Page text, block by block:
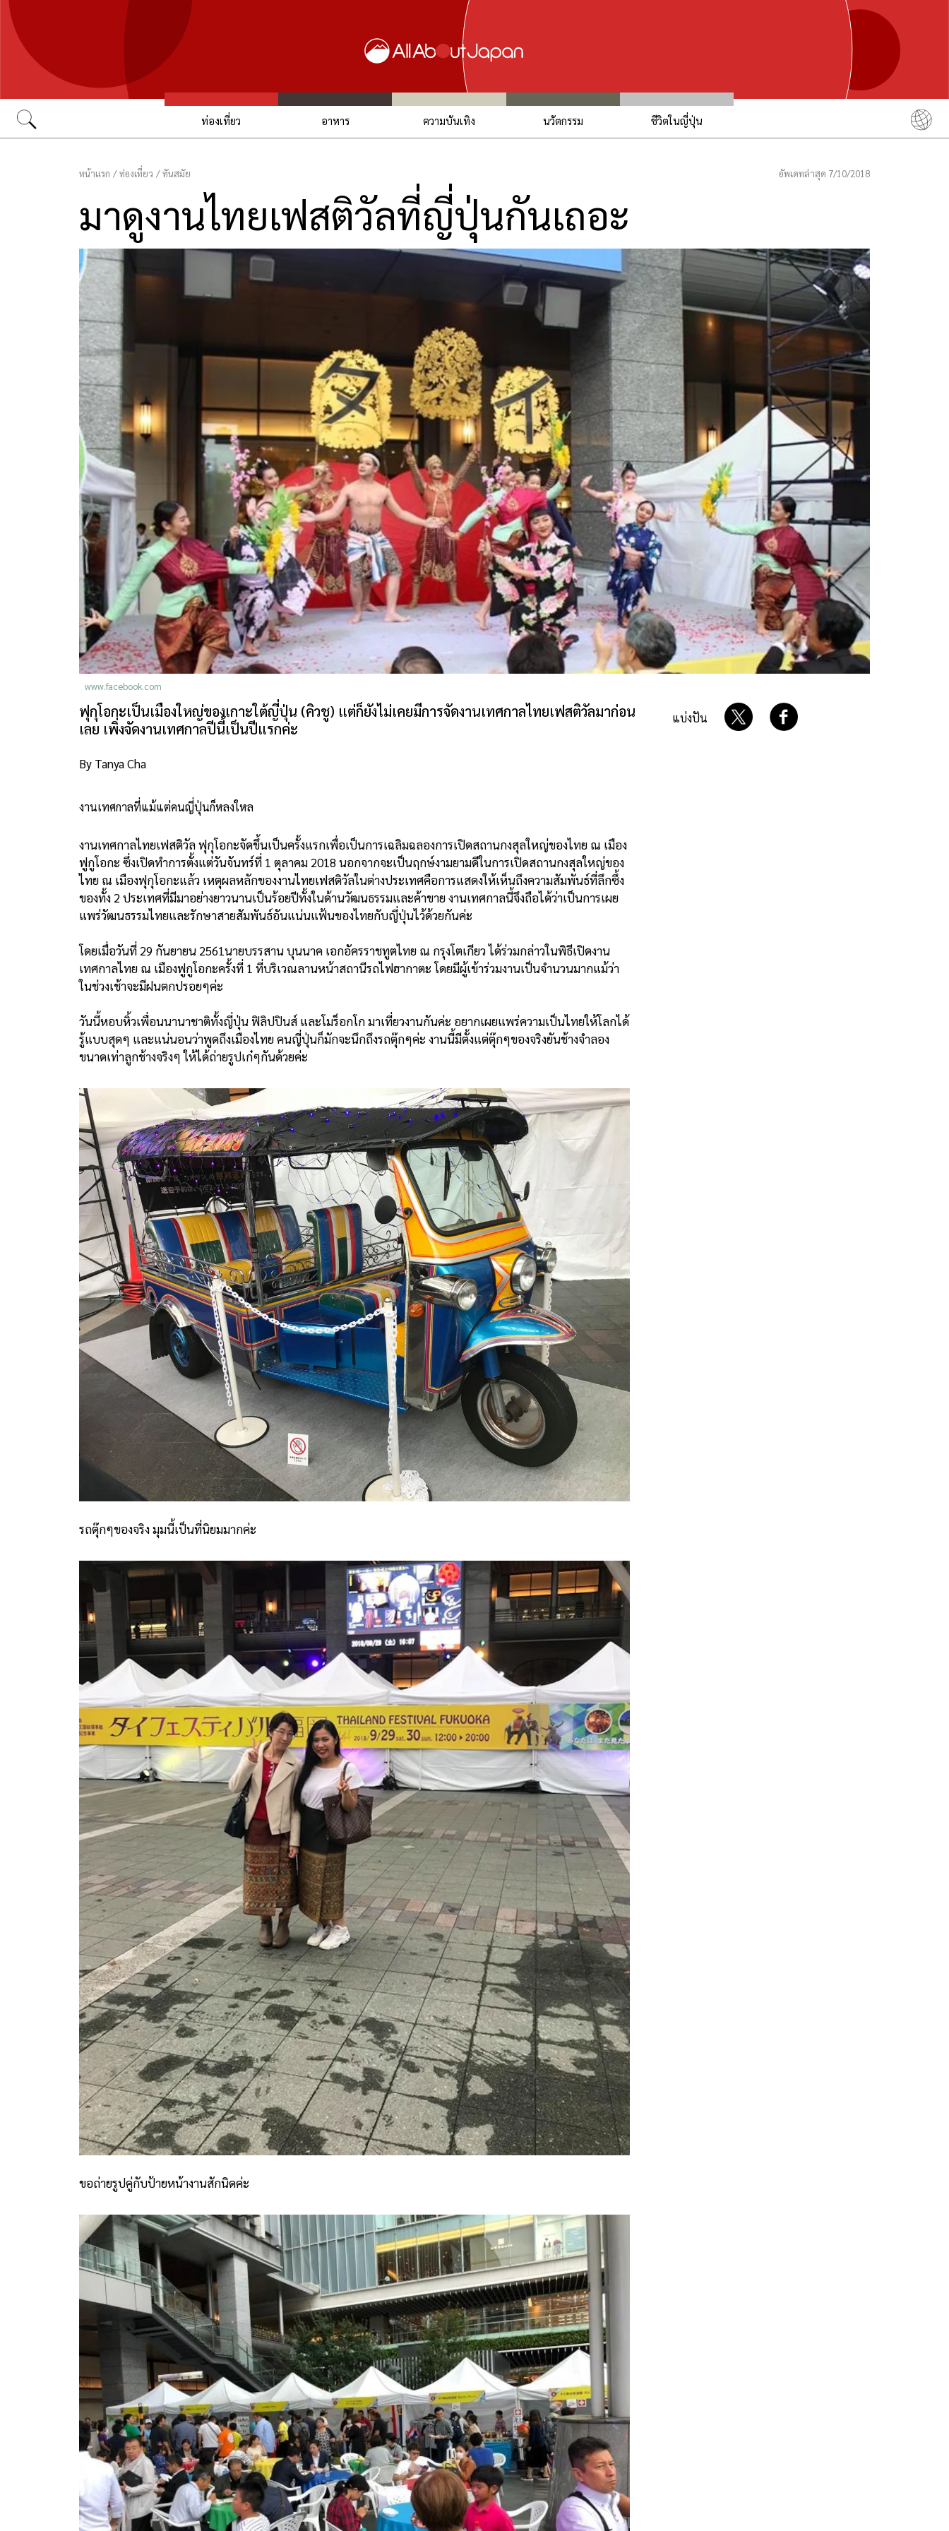
ท่องเที่ยว อาหาร ความบันเทิง นวัตกรรม ชีวิตในญี่ปุ่น
简体中文
หน้าแรก / ท่องเที่ยว / ทันสมัย อัพเดทล่าสุด 7/10/2018
มาดูงานไทยเฟสติวัลที่ญี่ปุ่นกันเถอะ
www.facebook.com
ฟุกุโอกะเป็นเมืองใหญ่ของเกาะใต้ญี่ปุ่น (คิวชู) แต่ก็ยังไม่เคยมีการจัดงานเทศกาลไทยเฟสติวัลมาก่อน
เลย เพิ่งจัดงานเทศกาลปีนี้เป็นปีแรกค่ะ
By Tanya Cha
แบ่งปัน
งานเทศกาลที่แม้แต่คนญี่ปุ่นก็หลงใหล
งานเทศกาลไทยเฟสติวัล ฟุกุโอกะจัดขึ้นเป็นครั้งแรกเพื่อเป็นการเฉลิมฉลองการเปิดสถานกงสุลใหญ่ของไทย ณ เมือง
ฟูกูโอกะ ซึ่งเปิดทำการตั้งแต่วันจันทร์ที่ 1 ตุลาคม 2018 นอกจากจะเป็นฤกษ์งามยามดีในการเปิดสถานกงสุลใหญ่ของ
ไทย ณ เมืองฟุกุโอกะแล้ว เหตุผลหลักของงานไทยเฟสติวัลในต่างประเทศคือการแสดงให้เห็นถึงความสัมพันธ์ที่ลึกซึ้ง
ของทั้ง 2 ประเทศที่มีมาอย่างยาวนานเป็นร้อยปีทั้งในด้านวัฒนธรรมและค้าขาย งานเทศกาลนี้จึงถือได้ว่าเป็นการเผย
แพร่วัฒนธรรมไทยและรักษาสายสัมพันธ์อันแน่นแฟ้นของไทยกับญี่ปุ่นไว้ด้วยกันค่ะ
โดยเมื่อวันที่ 29 กันยายน 2561นายบรรสาน บุนนาค เอกอัครราชทูตไทย ณ กรุงโตเกียว ได้ร่วมกล่าวในพิธีเปิดงาน
เทศกาลไทย ณ เมืองฟูกูโอกะครั้งที่ 1 ที่บริเวณลานหน้าสถานีรถไฟฮากาตะ โดยมีผู้เข้าร่วมงานเป็นจำนวนมากแม้ว่า
ในช่วงเช้าจะมีฝนตกปรอยๆค่ะ
วันนี้หอบหิ้วเพื่อนนานาชาติทั้งญี่ปุ่น ฟิลิปปินส์ และโมร็อกโก มาเที่ยวงานกันค่ะ อยากเผยแพร่ความเป็นไทยให้โลกได้
รู้แบบสุดๆ และแน่นอนว่าพูดถึงเมืองไทย คนญี่ปุ่นก็มักจะนึกถึงรถตุ๊กๆค่ะ งานนี้มีตั้งแต่ตุ๊กๆของจริงยันช้างจำลอง
ขนาดเท่าลูกช้างจริงๆ ให้ได้ถ่ายรูปเก๋ๆกันด้วยค่ะ
รถตุ๊กๆของจริง มุมนี้เป็นที่นิยมมากค่ะ
ขอถ่ายรูปคู่กับป้ายหน้างานสักนิดค่ะ